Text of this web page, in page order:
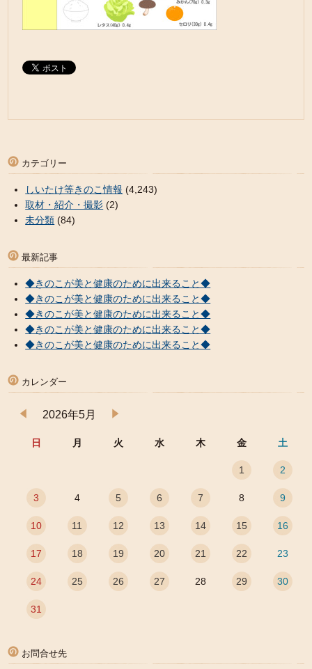
カテゴリー
しいたけ等きのこ情報 (4,243)
取材・紹介・撮影 (2)
未分類 (84)
最新記事
◆きのこが美と健康のために出来ること◆
◆きのこが美と健康のために出来ること◆
◆きのこが美と健康のために出来ること◆
◆きのこが美と健康のために出来ること◆
◆きのこが美と健康のために出来ること◆
カレンダー
2026年5月
日 月 火 水 木 金 土
1 2
3 4 5 6 7 8 9
10 11 12 13 14 15 16
17 18 19 20 21 22 23
24 25 26 27 28 29 30
31
お問合せ先